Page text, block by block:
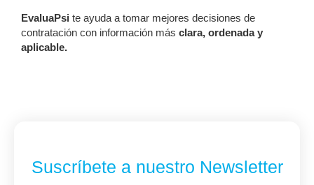
EvaluaPsi te ayuda a tomar mejores decisiones de
contratación con información más clara, ordenada y
aplicable.
Suscríbete a nuestro Newsletter